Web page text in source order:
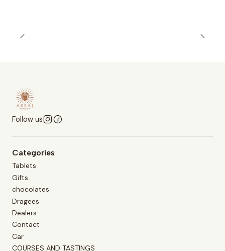
Follow us
Categories
Tablets
Gifts
chocolates
Dragees
Dealers
Contact
Car
COURSES AND TASTINGS